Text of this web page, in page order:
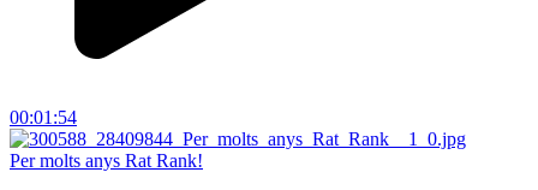
00:01:54
Per molts anys Rat Rank!